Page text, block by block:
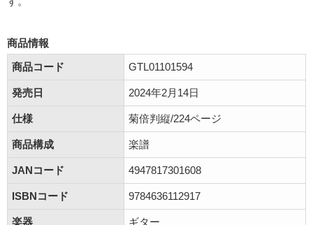
商品情報
商品コード
GTL01101594
発売日 2024年2月14日
仕様 菊倍判縦/224ページ
商品構成 楽譜
JANコード 4947817301608
ISBNコード 9784636112917
楽器 ギター